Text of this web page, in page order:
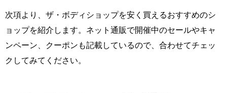
次項より、ザ・ボディショップを安く買えるおすすめのシ
ョップを紹介します。ネット通販で開催中のセールやキャ
ンペーン、クーポンも記載しているので、合わせてチェッ
クしてみてください。